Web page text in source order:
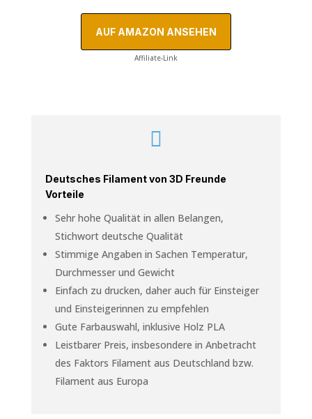
AUF AMAZON ANSEHEN
Affiliate-Link

Deutsches Filament von 3D Freunde
Vorteile
Sehr hohe Qualität in allen Belangen,
Stichwort deutsche Qualität
Stimmige Angaben in Sachen Temperatur,
Durchmesser und Gewicht
Einfach zu drucken, daher auch für Einsteiger
und Einsteigerinnen zu empfehlen
Gute Farbauswahl, inklusive Holz PLA
Leistbarer Preis, insbesondere in Anbetracht
des Faktors Filament aus Deutschland bzw.
Filament aus Europa